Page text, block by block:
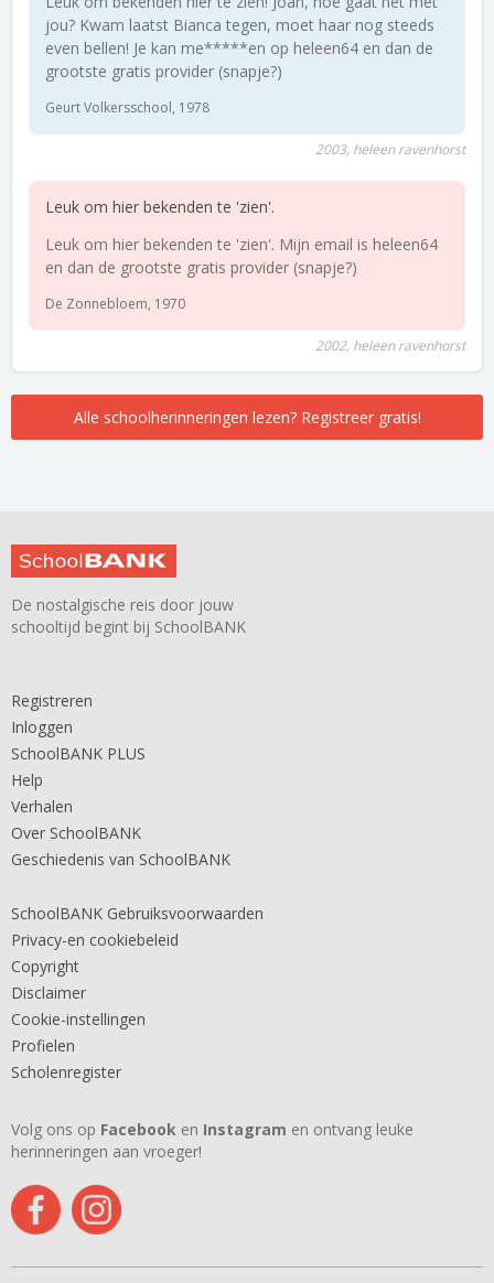
jou? Kwam laatst Bianca tegen, moet haar nog steeds
even bellen! Je kan me*****en op heleen64 en dan de
grootste gratis provider (snapje?)
Geurt Volkersschool, 1978
2003, heleen ravenhorst
Leuk om hier bekenden te 'zien'.
Leuk om hier bekenden te 'zien'. Mijn email is heleen64
en dan de grootste gratis provider (snapje?)
De Zonnebloem, 1970
2002, heleen ravenhorst
Alle schoolherinneringen lezen? Registreer gratis!
De nostalgische reis door jouw
schooltijd begint bij SchoolBANK
Registreren
Inloggen
SchoolBANK PLUS
Help
Verhalen
Over SchoolBANK
Geschiedenis van SchoolBANK
SchoolBANK Gebruiksvoorwaarden
Privacy-en cookiebeleid
Copyright
Disclaimer
Cookie-instellingen
Profielen
Scholenregister
Volg ons op Facebook en Instagram en ontvang leuke
herinneringen aan vroeger!